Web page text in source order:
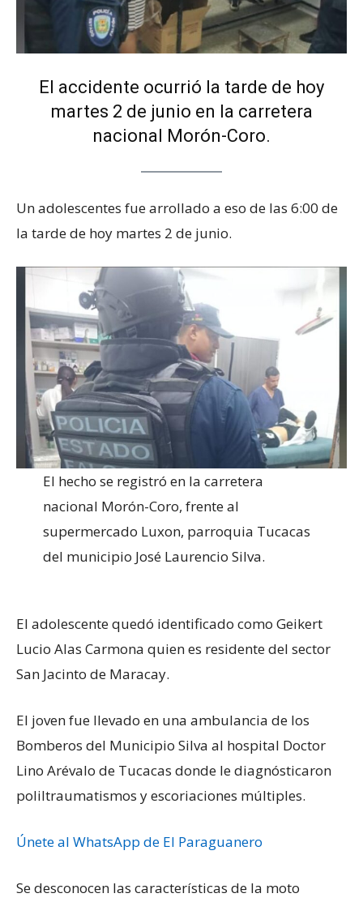
El accidente ocurrió la tarde de hoy
martes 2 de junio en la carretera
nacional Morón-Coro.
Un adolescentes fue arrollado a eso de las 6:00 de
la tarde de hoy martes 2 de junio.
El hecho se registró en la carretera
nacional Morón-Coro, frente al
supermercado Luxon, parroquia Tucacas
del municipio José Laurencio Silva.
El adolescente quedó identificado como Geikert
Lucio Alas Carmona quien es residente del sector
San Jacinto de Maracay.
El joven fue llevado en una ambulancia de los
Bomberos del Municipio Silva al hospital Doctor
Lino Arévalo de Tucacas donde le diagnósticaron
poliltraumatismos y escoriaciones múltiples.
Únete al WhatsApp de El Paraguanero
Se desconocen las características de la moto